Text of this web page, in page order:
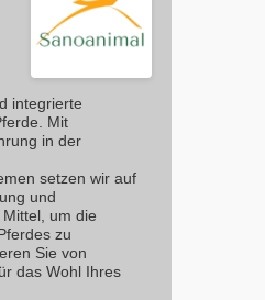
integrierte
Mit
in der
setzen wir auf
und
um die
zu
Sie von
das Wohl Ihres